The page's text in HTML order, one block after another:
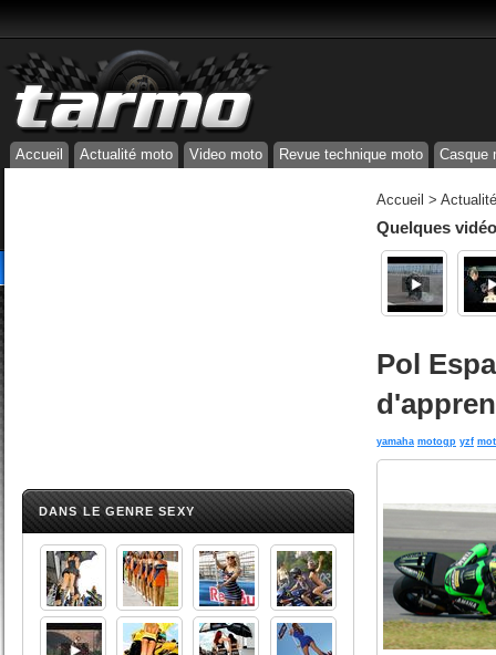
Accueil Actualité moto Video moto Revue technique moto Casque
DANS LE GENRE SEXY
Accueil >
Quelques
Pol
yamaha motogp yzf